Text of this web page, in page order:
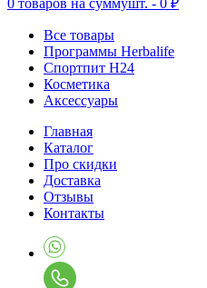
0 товаров на суммушт. - 0 ₽
Все товары
Программы Herbalife
Спортпит H24
Косметика
Аксессуары
Главная
Каталог
Про скидки
Доставка
Отзывы
Контакты